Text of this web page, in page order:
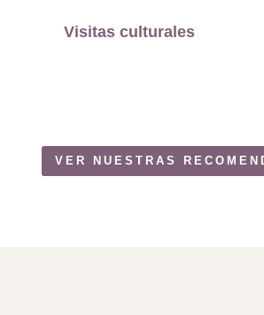
Visitas culturales
VER NUESTRAS